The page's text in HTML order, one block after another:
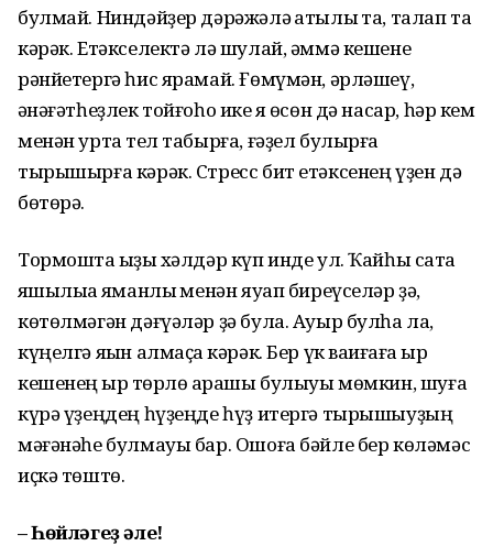
булмай. Ниндәйҙер дәрәжәлә ҡатылыҡ та, талап та
кәрәк. Етәкселектә лә шулай, әммә кешене
рәнйетергә һис ярамай. Ғөмүмән, әрләшеү,
ҡәнәғәтһеҙлек тойғоһо ике яҡ өсөн дә насар, һәр кем
менән уртаҡ тел табырға, ғәҙел булырға
тырышырға кәрәк. Стресс бит етәксенең үҙен дә
бөтөрә.
Тормошта ҡыҙыҡ хәлдәр күп инде ул. Ҡайһы саҡта
яҡшылыҡҡа яманлыҡ менән яуап биреүселәр ҙә,
көтөлмәгән дәғүәләр ҙә була. Ауыр булһа ла,
күңелгә яҡын алмаҫҡа кәрәк. Бер үк ваҡиғаға ҡырҡ
кешенең ҡырҡ төрлө ҡарашы булыуы мөмкин, шуға
күрә үҙеңдең һүҙеңде һүҙ итергә тырышыуҙың
мәғәнәһе булмауы бар. Ошоға бәйле бер көләмәс
иҫкә төштө.
– Һөйләгеҙ әле!